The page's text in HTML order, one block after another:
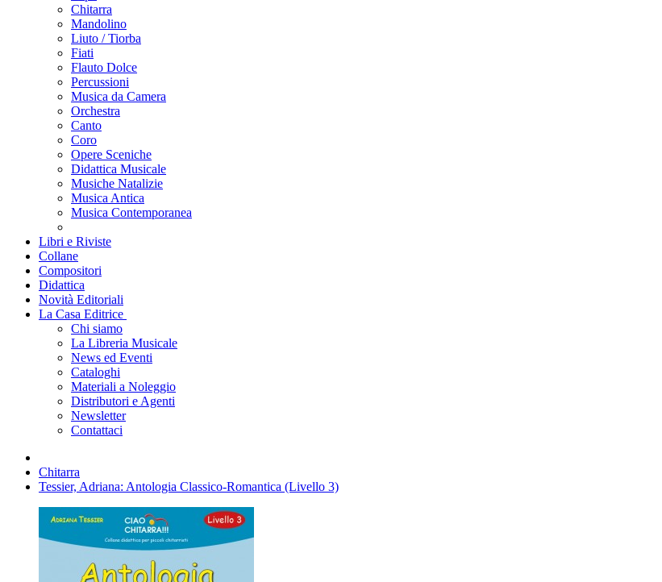
Chitarra
Mandolino
Liuto / Tiorba
Fiati
Flauto Dolce
Percussioni
Musica da Camera
Orchestra
Canto
Coro
Opere Sceniche
Didattica Musicale
Musiche Natalizie
Musica Antica
Musica Contemporanea
Libri e Riviste
Collane
Compositori
Didattica
Novità Editoriali
La Casa Editrice
Chi siamo
La Libreria Musicale
News ed Eventi
Cataloghi
Materiali a Noleggio
Distributori e Agenti
Newsletter
Contattaci
Chitarra
Tessier, Adriana: Antologia Classico-Romantica (Livello 3)